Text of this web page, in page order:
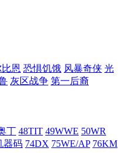
恩 恐惧饥饿 风暴奇侠 光
灰区战争 第一后裔
丁 48TIT 49WWE 50WR
器码 74DX 75WE/AP 76KM